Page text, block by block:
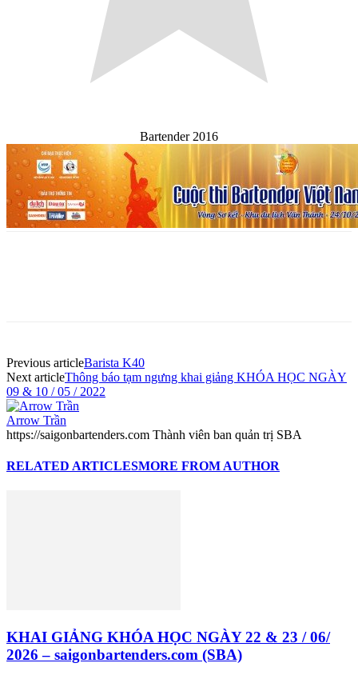
Bartender 2016
Previous articleBarista K40
Next articleThông báo tạm ngưng khai giảng KHÓA HỌC NGÀY
09 & 10 / 05 / 2022
Arrow Trần
https://saigonbartenders.com Thành viên ban quản trị SBA
RELATED ARTICLESMORE FROM AUTHOR
KHAI GIẢNG KHÓA HỌC NGÀY 22 & 23 / 06/
2026 – saigonbartenders.com (SBA)